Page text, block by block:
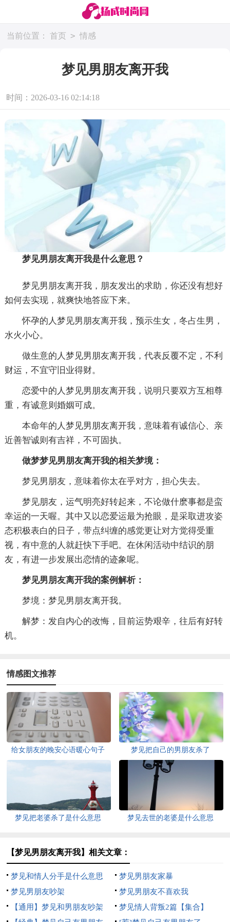
当前位置： 首页 > 情感
梦见男朋友离开我
时间：2026-03-16 02:14:18
梦见男朋友离开我是什么意思？
梦见男朋友离开我，朋友发出的求助，你还没有想好
如何去实现，就爽快地答应下来。
怀孕的人梦见男朋友离开我，预示生女，冬占生男，
水火小心。
做生意的人梦见男朋友离开我，代表反覆不定，不利
财运，不宜守旧业得财。
恋爱中的人梦见男朋友离开我，说明只要双方互相尊
重，有诚意则婚姻可成。
本命年的人梦见男朋友离开我，意味着有诚信心、亲
近善智诚则有吉祥，不可固执。
做梦梦见男朋友离开我的相关梦境：
梦见男朋友，意味着你太在乎对方，担心失去。
梦见朋友，运气明亮好转起来，不论做什麽事都是蛮
幸运的一天喔。其中又以恋爱运最为抢眼，是采取进攻姿
态积极表白的日子，带点纠缠的感觉更让对方觉得受重
视，有中意的人就赶快下手吧。在休闲活动中结识的朋
友，有进一步发展出恋情的迹象呢。
梦见男朋友离开我的案例解析：
梦境：梦见男朋友离开我。
解梦：发自内心的改悔，目前运势艰辛，往后有好转
机。
情感图文推荐
给女朋友的晚安心语暖心句子 梦见把自己的男朋友杀了
梦见把老婆杀了是什么意思 梦见去世的老婆是什么意思
【梦见男朋友离开我】相关文章：
梦见和情人分手是什么意思
梦见男朋友家暴
梦见男朋友吵架
梦见男朋友不喜欢我
【通用】梦见和男朋友吵架
梦见情人背叛2篇【集合】